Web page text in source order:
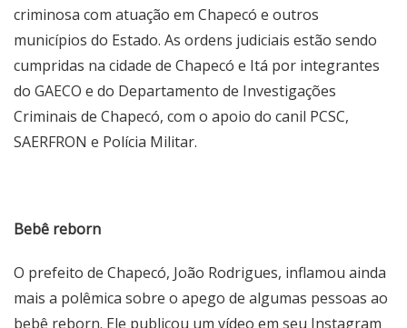
criminosa com atuação em Chapecó e outros
municípios do Estado. As ordens judiciais estão sendo
cumpridas na cidade de Chapecó e Itá por integrantes
do GAECO e do Departamento de Investigações
Criminais de Chapecó, com o apoio do canil PCSC,
SAERFRON e Polícia Militar.
Bebê reborn
O prefeito de Chapecó, João Rodrigues, inflamou ainda
mais a polêmica sobre o apego de algumas pessoas ao
bebê reborn. Ele publicou um vídeo em seu Instagram